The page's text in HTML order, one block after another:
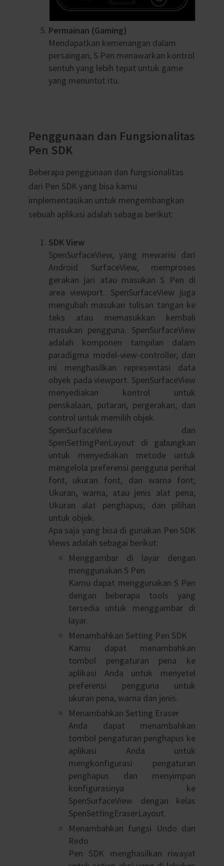
Permainan (Gaming)
Mendapatkan kemenangan dalam
persaingan, S Pen menawarkan kontrol
sentuh yang lebih tepat untuk game
yang menuntut itu.
Penggunaan dan Fungsionalitas
Pen SDK
Beberapa penggunaan dan fungsionalitas
dari Pen SDK yang bisa kamu
implementasikan untuk mengembangkan
sebuah aplikasi adalah sebagai berikut:
SDK View
SpenSurfaceView, yang mewarisi dari
Android SurfaceView, memproses
gerakan jari atau masukan S Pen di
area viewport. SpenSurfaceView juga
mengubah masukan tulisan tangan ke
teks atau memasukkan kembali
masukan pengguna. SpenSurfaceView
adalah komponen tampilan dalam
paradigma model-view-controller, dan
ini menghasilkan representasi data
obyek pada viewport. SpenSurfaceView
menyediakan kontrol untuk
penskalaan, putaran, pergerakan, dan
control untuk memilih objek.
SpenSurfaceView dan
SpenSettingPenLayout di gabungkan
untuk menyediakan metode untuk
mengelola preferensi pengguna perihal
font, ukuran font, dan warna font;
Ukuran, warna, atau jenis alat pena;
Ukuran alat penghapus; dan pilihan
untuk objek.
Apa saja yang bisa di gunakan Pen SDK
Views adalah sebagai berikut:
Menggambar di layar dengan
menggunakan S Pen
Kamu dapat menggunakan S Pen
dengan beberapa tools yang
tersedia untuk menggambar di
layar.
Menambahkan Setting Pen SDK
Kamu dapat menambahkan
tombol pengaturan pena ke
aplikasi Anda untuk menyetel
preferensi pengguna untuk
ukuran pena, warna dan jenis.
Menambahkan Setting Eraser
Anda dapat menambahkan
tombol pengaturan penghapus ke
aplikasi Anda untuk
mengkonfigurasi pengaturan
penghapus dan menyimpan
konfigurasinya ke
SpenSurfaceView dengan kelas
SpenSettingEraserLayout.
Menambahkan fungsi Undo dan
Redo
Pen SDK menghasilkan riwayat